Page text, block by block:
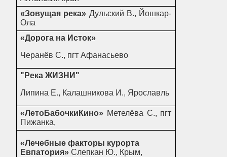
«Зовущая река» Дульский В., Йошкар-
Ола
«Дорога на Исток»
Черанёв С., пгт Афанасьево
"Река ЖИЗНИ"
Липина Е., Калашникова И., Ярославль
«ЛетоБабочкиКино»Метелёва С., пгт
Пижанка,
«Лечебные факторы курорта
Евпатория»Слепкан Ю., Крым,